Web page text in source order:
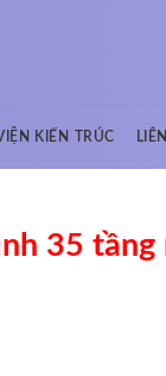
KIẾN TRÚC
35 tầng